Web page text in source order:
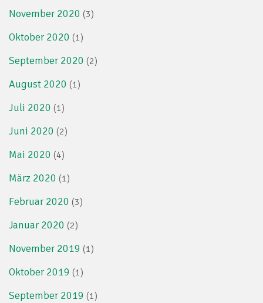
November 2020 (3)
Oktober 2020 (1)
September 2020 (2)
August 2020 (1)
Juli 2020 (1)
Juni 2020 (2)
Mai 2020 (4)
März 2020 (1)
Februar 2020 (3)
Januar 2020 (2)
November 2019 (1)
Oktober 2019 (1)
September 2019 (1)